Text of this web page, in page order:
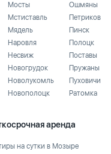
Мосты
Мстиставль
Мядель
Наровля
Несвиж
Новогрудок
Новолукомль
Новополоцк
Ошмяны
Петриков
Пинск
Полоцк
Поставы
Пружаны
Пуховичи
Ратомка
аренда
на сутки в Мозыре